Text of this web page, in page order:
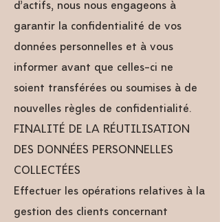
d’actifs, nous nous engageons à
garantir la confidentialité de vos
données personnelles et à vous
informer avant que celles-ci ne
soient transférées ou soumises à de
nouvelles règles de confidentialité.
FINALITÉ DE LA RÉUTILISATION
DES DONNÉES PERSONNELLES
COLLECTÉES
Effectuer les opérations relatives à la
gestion des clients concernant